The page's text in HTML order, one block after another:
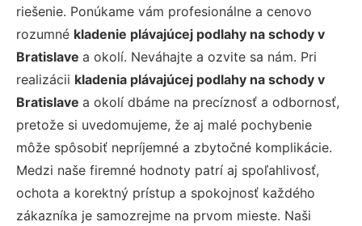
riešenie. Ponúkame vám profesionálne a cenovo
rozumné kladenie plávajúcej podlahy na schody v
Bratislave a okolí. Neváhajte a ozvite sa nám. Pri
realizácii kladenia plávajúcej podlahy na schody v
Bratislave a okolí dbáme na precíznosť a odbornosť,
pretože si uvedomujeme, že aj malé pochybenie
môže spôsobiť nepríjemné a zbytočné komplikácie.
Medzi naše firemné hodnoty patrí aj spoľahlivosť,
ochota a korektný prístup a spokojnosť každého
zákazníka je samozrejme na prvom mieste. Naši